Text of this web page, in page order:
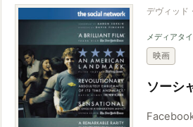
デヴィッド
メディアタ
映画
ソーシ